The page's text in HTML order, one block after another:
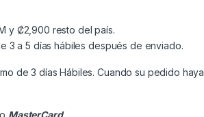
y ₡2,900 resto del país.
3 a 5 días hábiles después de enviado.
de 3 días Hábiles. Cuando su pedido haya
MasterCard.